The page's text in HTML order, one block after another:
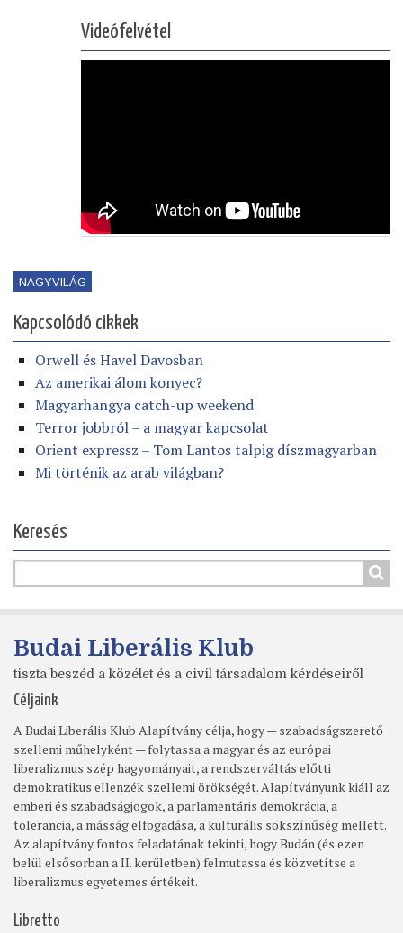
Videófelvétel
NAGYVILÁG
Kapcsolódó cikkek
Orwell és Havel Davosban
Az amerikai álom konyec?
Magyarhangya catch-up weekend
Terror jobbról – a magyar kapcsolat
Orient expressz – Tom Lantos talpig díszmagyarban
Mi történik az arab világban?
Keresés
Budai Liberális Klub
tiszta beszéd a közélet és a civil társadalom kérdéseiről
Céljaink
A Budai Liberális Klub Alapítvány célja, hogy — szabadságszerető
szellemi műhelyként — folytassa a magyar és az európai
liberalizmus szép hagyományait, a rendszerváltás előtti
demokratikus ellenzék szellemi örökségét. Alapítványunk kiáll az
emberi és szabadságjogok, a parlamentáris demokrácia, a
tolerancia, a másság elfogadása, a kulturális sokszínűség mellett.
Az alapítvány fontos feladatának tekinti, hogy Budán (és ezen
belül elsősorban a II. kerületben) felmutassa és közvetítse a
liberalizmus egyetemes értékeit.
Libretto